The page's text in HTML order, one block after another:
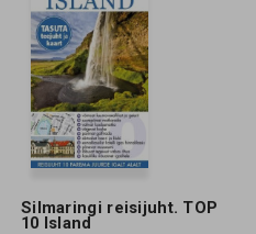
Silmaringi reisijuht. TOP
10 Island